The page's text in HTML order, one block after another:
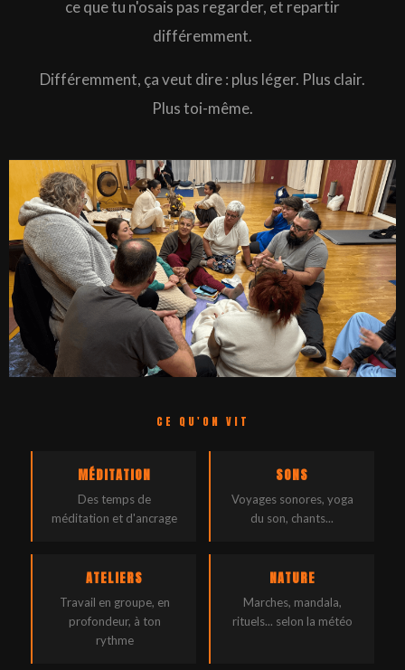
ce que tu n'osais pas regarder, et repartir
différemment.
Différemment, ça veut dire : plus léger. Plus clair.
Plus toi-même.
CE QU'ON VIT
MÉDITATION
Des temps de
méditation et d'ancrage
SONS
Voyages sonores, yoga
du son, chants...
ATELIERS
Travail en groupe, en
profondeur, à ton
rythme
NATURE
Marches, mandala,
rituels... selon la météo